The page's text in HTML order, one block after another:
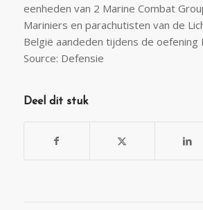
eenheden van 2 Marine Combat
Mariniers en parachutisten van de
België aandeden tijdens de oefening
Source: Defensie
Deel dit stuk